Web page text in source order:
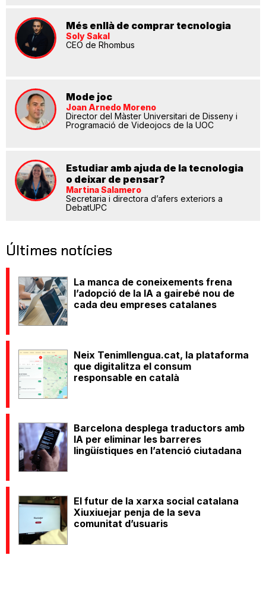
Més enllà de comprar tecnologia
Soly Sakal
CEO de Rhombus
Mode joc
Joan Arnedo Moreno
Director del Màster Universitari de Disseny i
Programació de Videojocs de la UOC
Estudiar amb ajuda de la tecnologia
o deixar de pensar?
Martina Salamero
Secretaria i directora d’afers exteriors a
DebatUPC
Últimes notícies
La manca de coneixements frena
l’adopció de la IA a gairebé nou de
cada deu empreses catalanes
Neix Tenimllengua.cat, la plataforma
que digitalitza el consum
responsable en català
Barcelona desplega traductors amb
IA per eliminar les barreres
lingüístiques en l’atenció ciutadana
El futur de la xarxa social catalana
Xiuxiuejar penja de la seva
comunitat d’usuaris